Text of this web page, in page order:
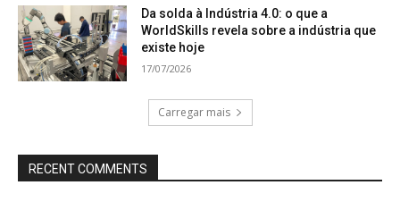
Da solda à Indústria 4.0: o que a
WorldSkills revela sobre a indústria que
existe hoje
17/07/2026
Carregar mais
RECENT COMMENTS